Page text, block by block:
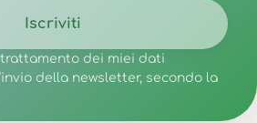
Iscriviti
dei miei dati
della newsletter, secondo la